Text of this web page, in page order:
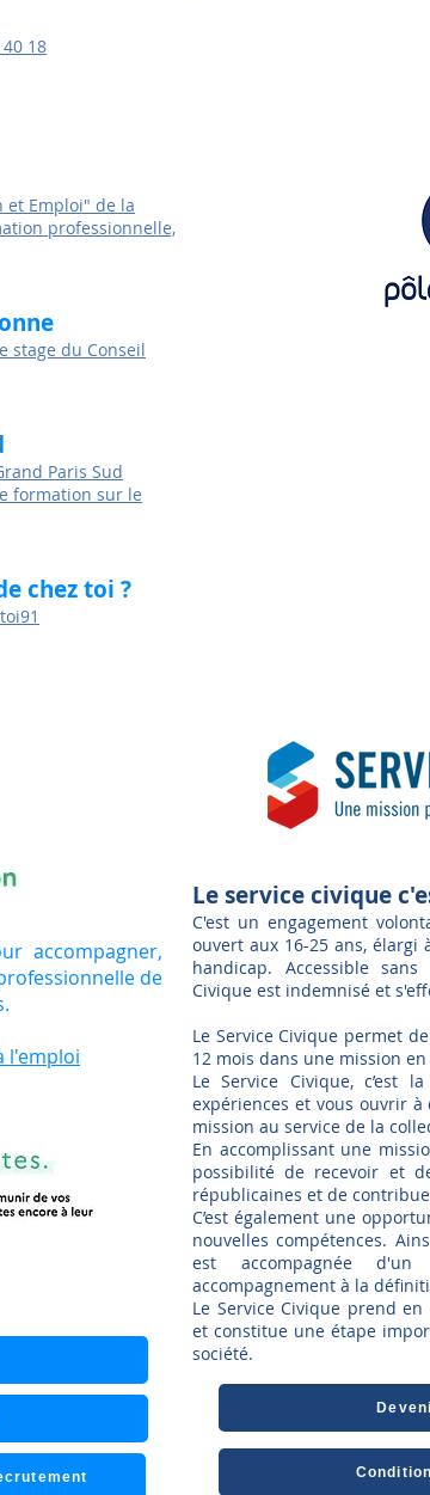
18
et Emploi" de la
professionnelle,
stage du Conseil
Paris Sud
formation sur le
chez toi ?
accompagner,
de
l'emploi
Le service civique
C'est un engagement
ouvert aux 16-25 ans,
handicap. Accessible
Civique est indemnisé et
Le Service Civique permet
12 mois dans une mission
Le Service Civique, c’est
expériences et vous ouvrir
mission au service de la
En accomplissant une
possibilité de recevoir et
républicaines et de
C’est également une
nouvelles compétences.
est accompagnée
accompagnement à la
Le Service Civique prend
et constitue une étape
société.